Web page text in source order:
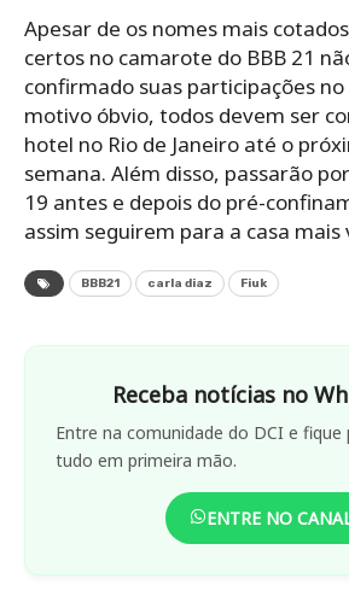
Apesar de os nomes mais
certos no camarote do BBB 21
confirmado suas participações
motivo óbvio, todos devem ser
hotel no Rio de Janeiro até o
semana. Além disso, passarão
19 antes e depois do pré-
assim seguirem para a casa mais
BBB21 carla diaz Fiuk
Receba notícias no
Entre na comunidade do DCI e
tudo em primeira mão.
ENTRE NO